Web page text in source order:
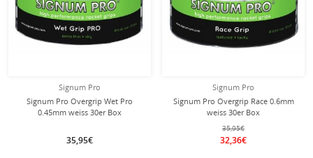
Signum Pro
Signum Pro Overgrip Wet Pro
0.45mm weiss 30er Box
35,95€
Signum Pro
Signum Pro Overgrip Race 0.6mm
weiss 30er Box
35,95€
32,36€